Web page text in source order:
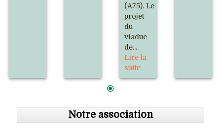
(A75). Le
projet
du
viaduc
de...
Lire la
suite
Notre association